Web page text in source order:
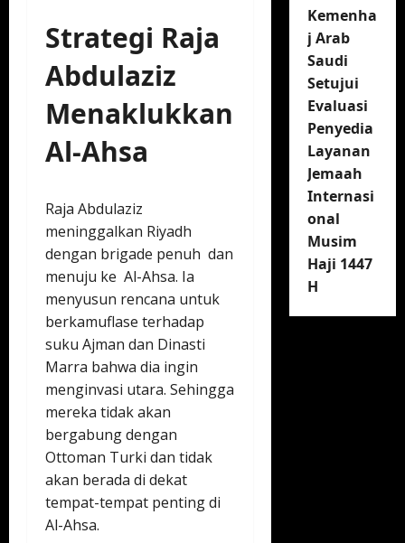
Strategi Raja
Abdulaziz
Menaklukkan
Al-Ahsa
Raja Abdulaziz
meninggalkan Riyadh
dengan brigade penuh dan
menuju ke Al-Ahsa. Ia
menyusun rencana untuk
berkamuflase terhadap
suku Ajman dan Dinasti
Marra bahwa dia ingin
menginvasi utara. Sehingga
mereka tidak akan
bergabung dengan
Ottoman Turki dan tidak
akan berada di dekat
tempat-tempat penting di
Al-Ahsa.
Kemenha
j Arab
Saudi
Setujui
Evaluasi
Penyedia
Layanan
Jemaah
Internasi
onal
Musim
Haji 1447
H